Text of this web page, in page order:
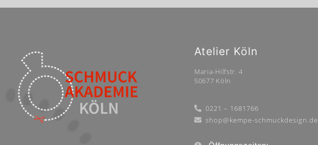
Atelier Köln
Maria-Hilfstr. 4
50677 Köln
0221 – 1681766
shop@kempe-schmuckdesign.de